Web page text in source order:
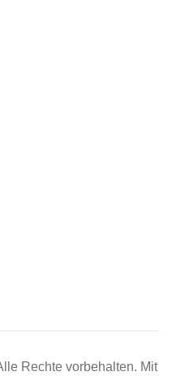
Rechte vorbehalten. Mit